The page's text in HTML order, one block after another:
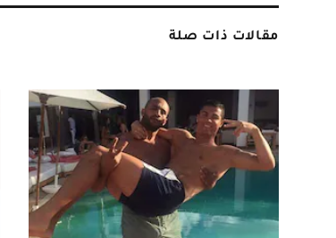
مقالات ذات صلة